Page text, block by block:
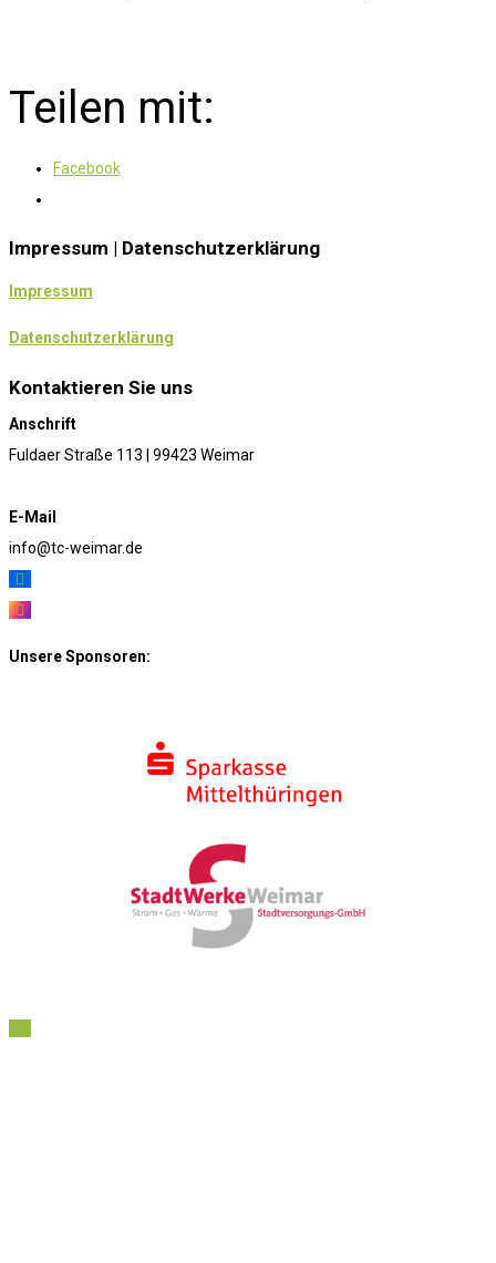
Teilen mit:
Facebook
Impressum | Datenschutzerklärung
Impressum
Datenschutzerklärung
Kontaktieren Sie uns
Anschrift
Fuldaer Straße 113 | 99423 Weimar
E-Mail
info@tc-weimar.de
Unsere Sponsoren: